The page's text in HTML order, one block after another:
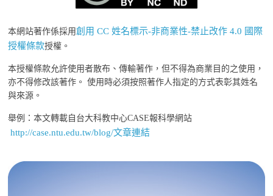
本網站著作係採用創用 CC 姓名標示-非商業性-禁止改作 4.0 國際
授權條款授權。
本授權條款允許使用者散布、傳輸著作，但不得為商業目的之使用，
亦不得修改該著作。 使用時必須按照著作人指定的方式表彰其姓名
與來源。
舉例：本文轉載自台大科教中心CASE報科學網站
http://case.ntu.edu.tw/blog/文章連結